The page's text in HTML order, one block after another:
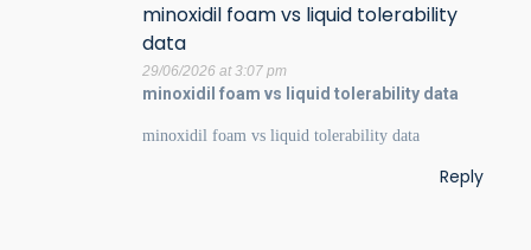
minoxidil foam vs liquid tolerability
data
29/06/2026 at 3:07 pm
minoxidil foam vs liquid tolerability data
minoxidil foam vs liquid tolerability data
Reply